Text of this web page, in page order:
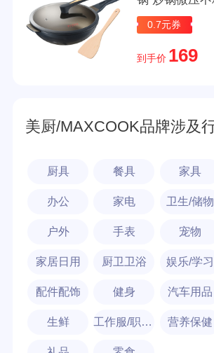
炒菜锅不粘锅
0.7元券
到手价 169
美厨/MAXCOOK品牌涉及
厨具 餐具 家具
办公 家电 卫生/储物
户外 手表 宠物
家居日用 厨卫卫浴 娱乐/学习
配件配饰 健身 汽车用品
生鲜 工作服/职业装 营养保健